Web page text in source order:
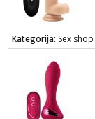
Kategorija: Sex shop